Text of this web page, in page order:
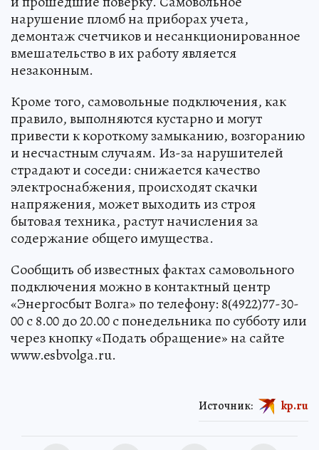
нарушение пломб на приборах учета,
демонтаж счетчиков и несанкционированное
вмешательство в их работу является
незаконным.
Кроме того, самовольные подключения, как
правило, выполняются кустарно и могут
привести к короткому замыканию, возгоранию
и несчастным случаям. Из-за нарушителей
страдают и соседи: снижается качество
электроснабжения, происходят скачки
напряжения, может выходить из строя
бытовая техника, растут начисления за
содержание общего имущества.
Сообщить об известных фактах самовольного
подключения можно в контактный центр
«Энергосбыт Волга» по телефону: 8(4922)77-30-
00 с 8.00 до 20.00 с понедельника по субботу или
через кнопку «Подать обращение» на сайте
www.esbvolga.ru.
Источник: kp.ru